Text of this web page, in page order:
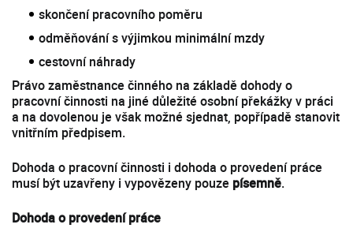
skončení pracovního poměru
odměňování s výjimkou minimální mzdy
cestovní náhrady
Právo zaměstnance činného na základě dohody o
pracovní činnosti na jiné důležité osobní překážky v práci
a na dovolenou je však možné sjednat, popřípadě stanovit
vnitřním předpisem.
Dohoda o pracovní činnosti i dohoda o provedení práce
musí být uzavřeny i vypovězeny pouze písemně.
Dohoda o provedení práce